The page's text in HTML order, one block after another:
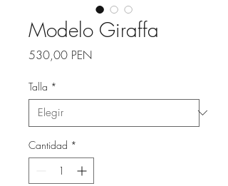
Modelo Giraffa
530,00 PENPrecio
Talla *
Cantidad *